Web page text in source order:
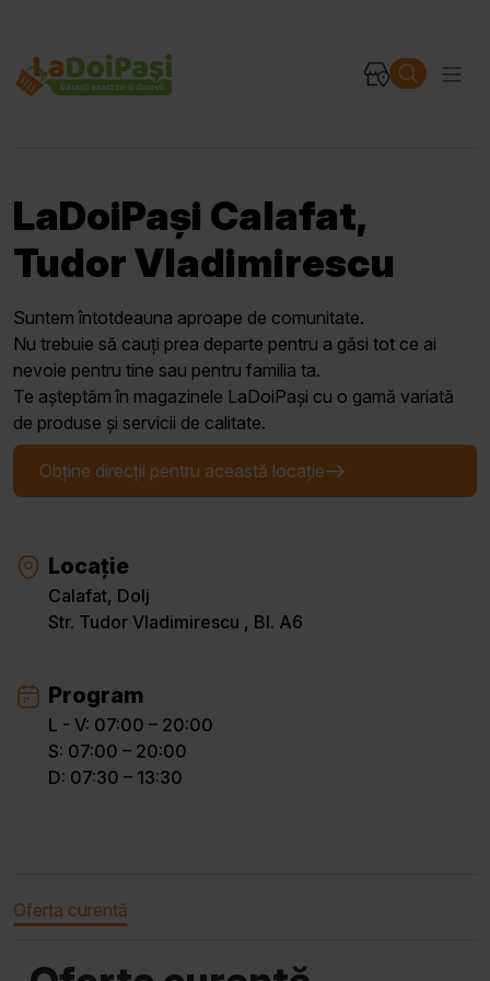
LaDoiPași Calafat,
Tudor Vladimirescu
Suntem întotdeauna aproape de comunitate.
Nu trebuie să cauți prea departe pentru a găsi tot ce ai
nevoie pentru tine sau pentru familia ta.
Te așteptăm în magazinele LaDoiPași cu o gamă variată
de produse și servicii de calitate.
Obține direcții pentru această locație
Locație
Calafat, Dolj
Str. Tudor Vladimirescu , Bl. A6
Program
L - V: 07:00 – 20:00
S: 07:00 – 20:00
D: 07:30 – 13:30
Oferta curentă